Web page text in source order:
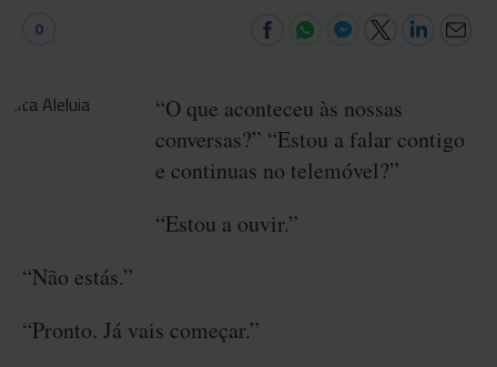
0
“O que aconteceu às nossas
conversas?” “Estou a falar contigo
e continuas no telemóvel?”
“Estou a ouvir.”
“Não estás.”
“Pronto. Já vais começar.”